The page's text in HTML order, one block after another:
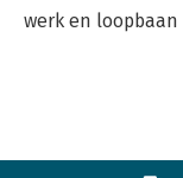
werk en loopbaan